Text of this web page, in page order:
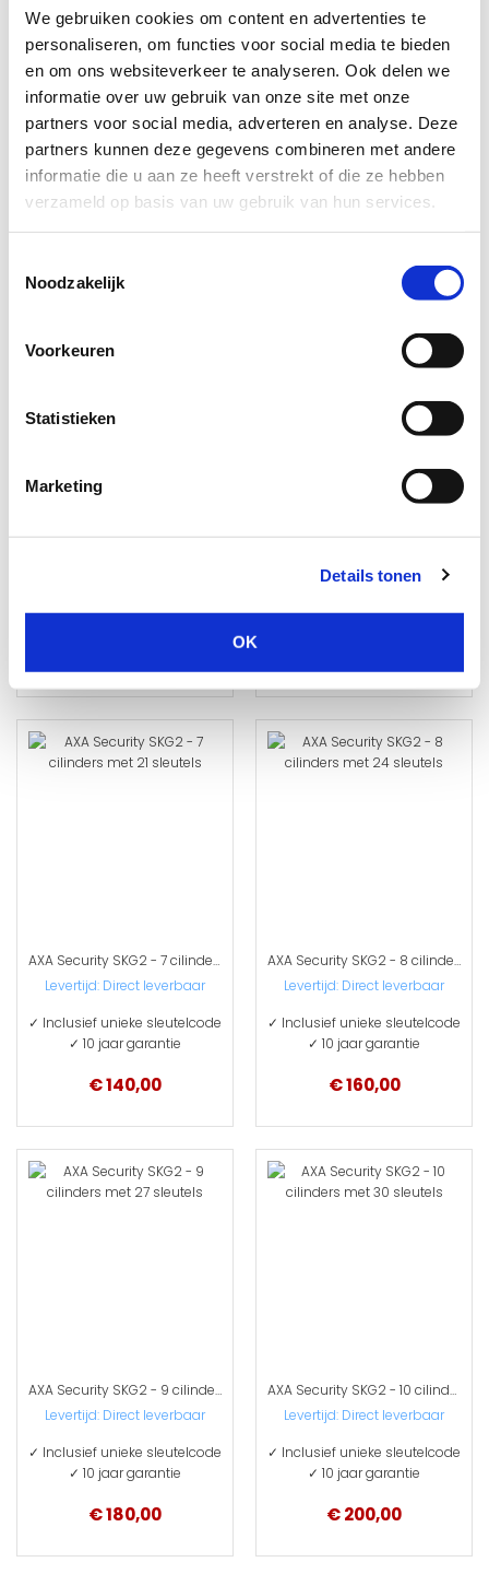
We gebruiken cookies om content en advertenties te
personaliseren, om functies voor social media te bieden
en om ons websiteverkeer te analyseren. Ook delen we
informatie over uw gebruik van onze site met onze
partners voor social media, adverteren en analyse. Deze
partners kunnen deze gegevens combineren met andere
informatie die u aan ze heeft verstrekt of die ze hebben
verzameld op basis van uw gebruik van hun services.
Noodzakelijk
Voorkeuren
Statistieken
Marketing
Details tonen
OK
AXA Security SKG2 - 3 cilinders met 9 sleutels
Levertijd: Direct leverbaar
✓ Inclusief unieke sleutelcode
✓ 10 jaar garantie
Levertijd: Direct leverbaar
✓ 10 jaar garantie
✓ 10 jaar garantie
✓ 10 jaar garantie
AXA Security SKG2 - 7 cilinders met 21 sleutels
Levertijd: Direct leverbaar
✓ Inclusief unieke sleutelcode
✓ 10 jaar garantie
€ 140,00
AXA Security SKG2 - 8 cilinders met 24 sleutels
Levertijd: Direct leverbaar
✓ Inclusief unieke sleutelcode
✓ 10 jaar garantie
€ 160,00
AXA Security SKG2 - 9 cilinders met 27 sleutels
Levertijd: Direct leverbaar
✓ Inclusief unieke sleutelcode
✓ 10 jaar garantie
€ 180,00
AXA Security SKG2 - 10 cilinders met 30 sleutels
Levertijd: Direct leverbaar
✓ Inclusief unieke sleutelcode
✓ 10 jaar garantie
€ 200,00